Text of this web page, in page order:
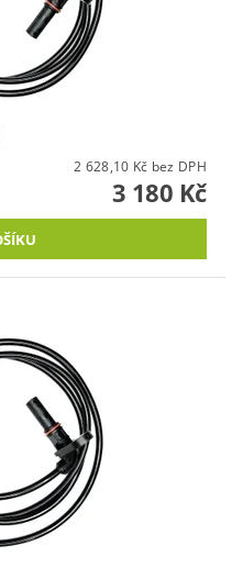
2 628,10 Kč bez DPH
3 180 Kč